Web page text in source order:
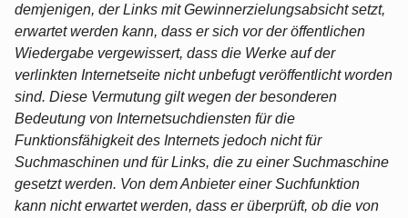
demjenigen, der Links mit Gewinnerzielungsabsicht setzt,
erwartet werden kann, dass er sich vor der öffentlichen
Wiedergabe vergewissert, dass die Werke auf der
verlinkten Internetseite nicht unbefugt veröffentlicht worden
sind. Diese Vermutung gilt wegen der besonderen
Bedeutung von Internetsuchdiensten für die
Funktionsfähigkeit des Internets jedoch nicht für
Suchmaschinen und für Links, die zu einer Suchmaschine
gesetzt werden. Von dem Anbieter einer Suchfunktion
kann nicht erwartet werden, dass er überprüft, ob die von